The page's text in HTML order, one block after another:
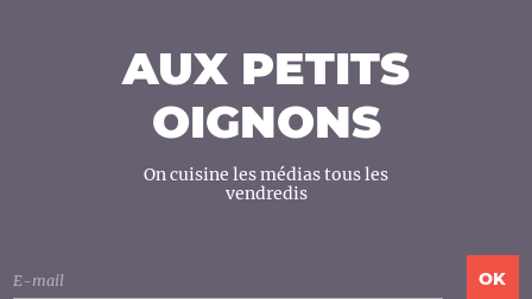
AUX PETITS
OIGNONS
On cuisine les médias tous les
vendredis